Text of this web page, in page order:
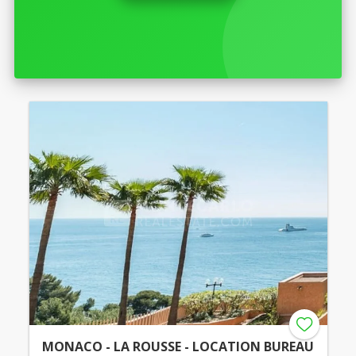
MONACO - LA ROUSSE - LOCATION BUREAU